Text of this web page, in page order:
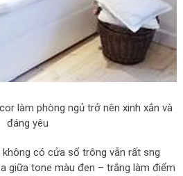
làm phòng ngủ trở nên xinh xắn và
đáng yêu
không có cửa sổ trông vẫn rất sng
giữa tone màu đen – trắng làm điểm